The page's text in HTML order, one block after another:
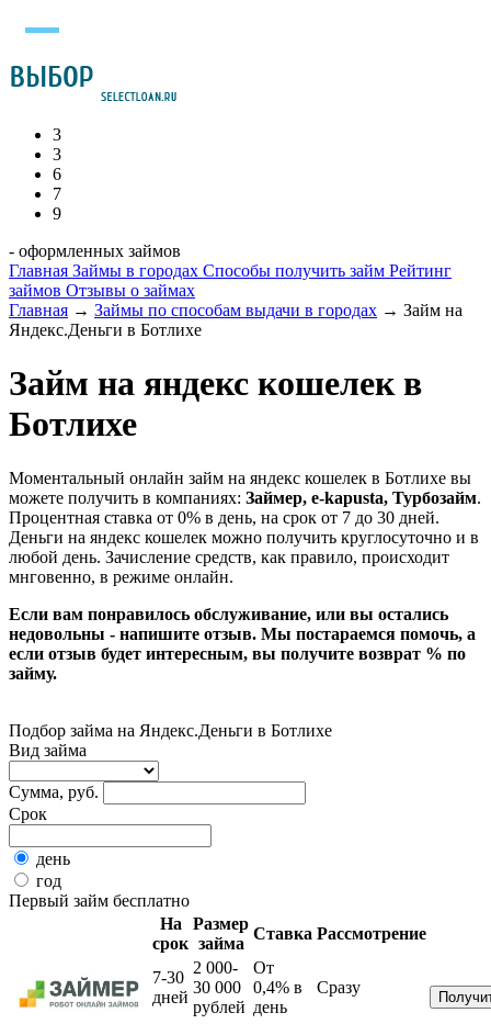
3
3
6
7
9
- оформленных займов
Главная Займы в городах Способы получить займ Рейтинг
займов Отзывы о займах
Главная → Займы по способам выдачи в городах → Займ на
Яндекс.Деньги в Ботлихе
Займ на яндекс кошелек в
Ботлихе
Моментальный онлайн займ на яндекс кошелек в Ботлихе вы
можете получить в компаниях: Займер, e-kapusta, Турбозайм.
Процентная ставка от 0% в день, на срок от 7 до 30 дней.
Деньги на яндекс кошелек можно получить круглосуточно и в
любой день. Зачисление средств, как правило, происходит
мнговенно, в режиме онлайн.
Если вам понравилось обслуживание, или вы остались
недовольны - напишите отзыв. Мы постараемся помочь, а
если отзыв будет интересным, вы получите возврат % по
займу.
Подбор займа на Яндекс.Деньги в Ботлихе
Вид займа
Сумма, руб.
Срок
день
год
Первый займ бесплатно
На
срок
Размер
займа
Ставка Рассмотрение
7-30
дней
2 000-
30 000
рублей
От
0,4% в
день
Сразу